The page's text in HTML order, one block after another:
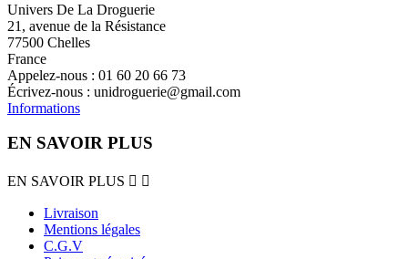
Univers De La Droguerie
21, avenue de la Résistance
77500 Chelles
France
Appelez-nous : 01 60 20 66 73
Écrivez-nous : unidroguerie@gmail.com
Informations
EN SAVOIR PLUS
EN SAVOIR PLUS  
Livraison
Mentions légales
C.G.V